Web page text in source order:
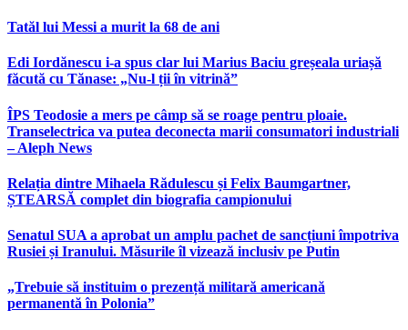
Tatăl lui Messi a murit la 68 de ani
Edi Iordănescu i-a spus clar lui Marius Baciu greșeala uriașă
făcută cu Tănase: „Nu-l ții în vitrină”
ÎPS Teodosie a mers pe câmp să se roage pentru ploaie.
Transelectrica va putea deconecta marii consumatori industriali
– Aleph News
Relația dintre Mihaela Rădulescu și Felix Baumgartner,
ȘTEARSĂ complet din biografia campionului
Senatul SUA a aprobat un amplu pachet de sancțiuni împotriva
Rusiei și Iranului. Măsurile îl vizează inclusiv pe Putin
„Trebuie să instituim o prezență militară americană
permanentă în Polonia”